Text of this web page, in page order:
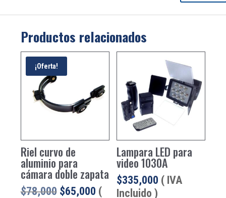
Productos relacionados
¡Oferta!
Riel curvo de
aluminio para
cámara doble zapata
$78,000 El
$65,000El
(
Lampara LED para
video 1030A
$335,000 ( IVA
Incluido )